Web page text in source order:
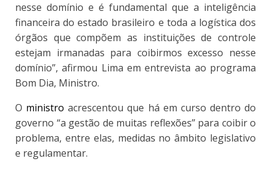
nesse domínio e é fundamental que a inteligência
financeira do estado brasileiro e toda a logística dos
órgãos que compõem as instituições de controle
estejam irmanadas para coibirmos excesso nesse
domínio”, afirmou Lima em entrevista ao programa
Bom Dia, Ministro.
O ministro acrescentou que há em curso dentro do
governo “a gestão de muitas reflexões” para coibir o
problema, entre elas, medidas no âmbito legislativo
e regulamentar.